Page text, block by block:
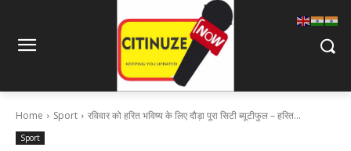
Home Sport रविवार को हरित भविष्य के लिए दौड़ा पूरा सिटी ब्यूटीफुल – हरित...
Sport